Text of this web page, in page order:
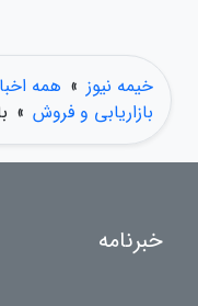
خیمه نیوز » همه
بازاریابی و فروش »
خبرنامه